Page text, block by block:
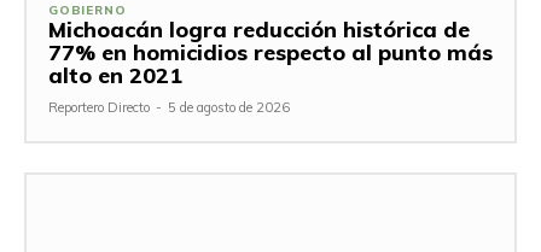
GOBIERNO
Michoacán logra reducción histórica de
77% en homicidios respecto al punto más
alto en 2021
Reportero Directo - 5 de agosto de 2026